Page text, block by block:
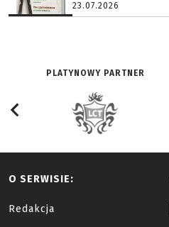
23.07.2026
PLATYNOWY PARTNER
O SERWISIE:
Redakcja